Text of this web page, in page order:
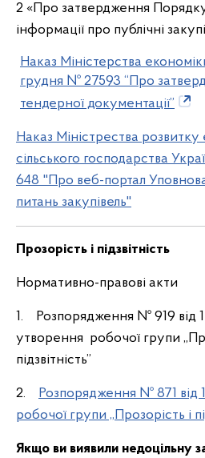
2 «Про затвердження
інформації про публічні
Наказ Міністерства
грудня № 27593 “Про
тендерної документації”
Наказ Міністрества розвитку
сільського господарства
648 "Про веб-портал
питань закупівель"
Прозорість і підзвітність
Нормативно-правові акти
1. Розпорядження № 919 від
утворення робочої групи
підзвітність”
2. Розпорядження № 871 від
робочої групи „Прозорість і
Якщо ви виявили недоцільну